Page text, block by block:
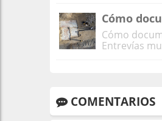
Cómo
Cómo
Entrevías
COMENTARIOS